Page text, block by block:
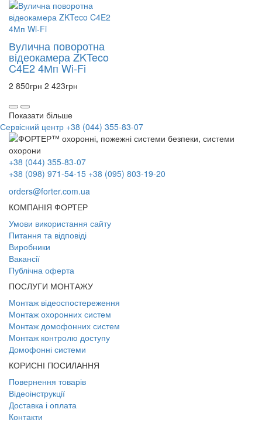
Вулична поворотна
відеокамера ZKTeco
C4E2 4Мп Wi-Fi
2 850грн 2 423грн
Показати більше
Сервісний центр +38 (044) 355-83-07
+38 (044) 355-83-07
+38 (098) 971-54-15 +38 (095) 803-19-20
orders@forter.com.ua
КОМПАНІЯ ФОРТЕР
Умови використання сайту
Питання та відповіді
Виробники
Вакансії
Публічна оферта
ПОСЛУГИ МОНТАЖУ
Монтаж відеоспостереження
Монтаж охоронних систем
Монтаж домофонних систем
Монтаж контролю доступу
Домофонні системи
КОРИСНІ ПОСИЛАННЯ
Повернення товарів
Відеоінструкції
Доставка і оплата
Контакти